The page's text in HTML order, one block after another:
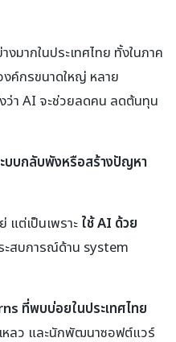
ากในประเทศไทย ทั้งในภาค
ค์กรขนาดใหญ่ หลาย
ว่า AI จะช่วยลดคน ลดต้นทุน
บบกลับพังหรือสร้างปัญหา
แต่เป็นเพราะ ใช้ AI ด้วย
ะสบการณ์ด้าน system
ที่พบบ่อยในประเทศไทย
หลว และนักพัฒนาซอฟต์แวร์